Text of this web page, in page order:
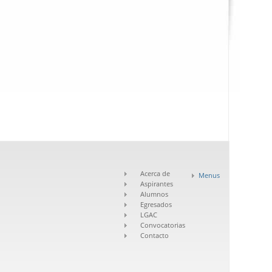
Menus
Acerca de
Aspirantes
Alumnos
Egresados
LGAC
Convocatorias
Contacto